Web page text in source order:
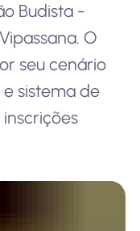
Budista -
O
seu cenário
sistema de